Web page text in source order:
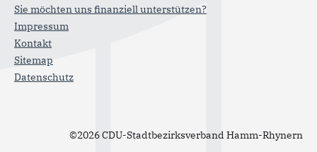
Sie möchten uns finanziell unterstützen?
Impressum
Kontakt
Sitemap
Datenschutz
©2026 CDU-Stadtbezirksverband Hamm-Rhynern